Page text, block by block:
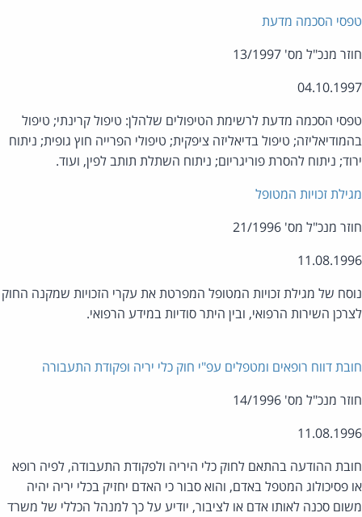
הסכמה מדעת
מנכ"ל מס' 13/1997
הסכמה מדעת לרשימת הטיפולים שלהלן: טיפול קרינתי; טיפול
טיפול בדיאליזה ציפקית; טיפולי הפרייה חוץ גופית; ניתוח
ניתוח להסרת פוריגריום; ניתוח השתלת תותב לפין, ועוד.
זכויות המטופל
מנכ"ל מס' 21/1996
של מגילת זכויות המטופל המפרטת את עקרי הזכויות שמקנה החוק
השירות הרפואי, ובין היתר סודיות במידע הרפואי.
דווח רופאים ומטפלים עפ"י חוק כלי יריה ופקודת התעבורה
מנכ"ל מס' 14/1996
ההודעה בהתאם לחוק כלי היריה ולפקודת התעבודה, לפיה רופא
פסיכולוג המטפל באדם, והוא סבור כי האדם יחזיק בכלי יריה יהיה
סכנה לאותו אדם או לציבור, יודיע על כך למנהל הכללי של משרד